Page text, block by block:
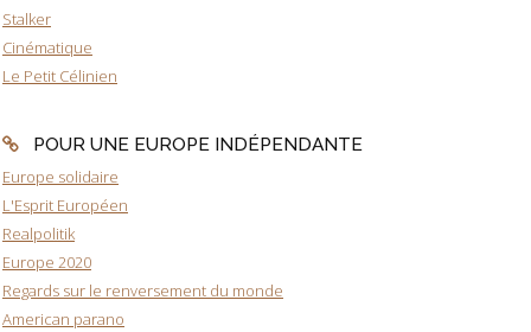
Stalker
Cinématique
Le Petit Célinien
POUR UNE EUROPE INDÉPENDANTE
Europe solidaire
L'Esprit Européen
Realpolitik
Europe 2020
Regards sur le renversement du monde
American parano